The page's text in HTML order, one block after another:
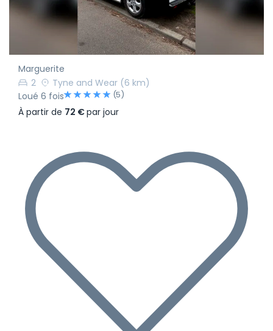
Marguerite
2
Tyne and Wear (6 km)
Loué 6 fois
(5)
À partir de 72 €par jour